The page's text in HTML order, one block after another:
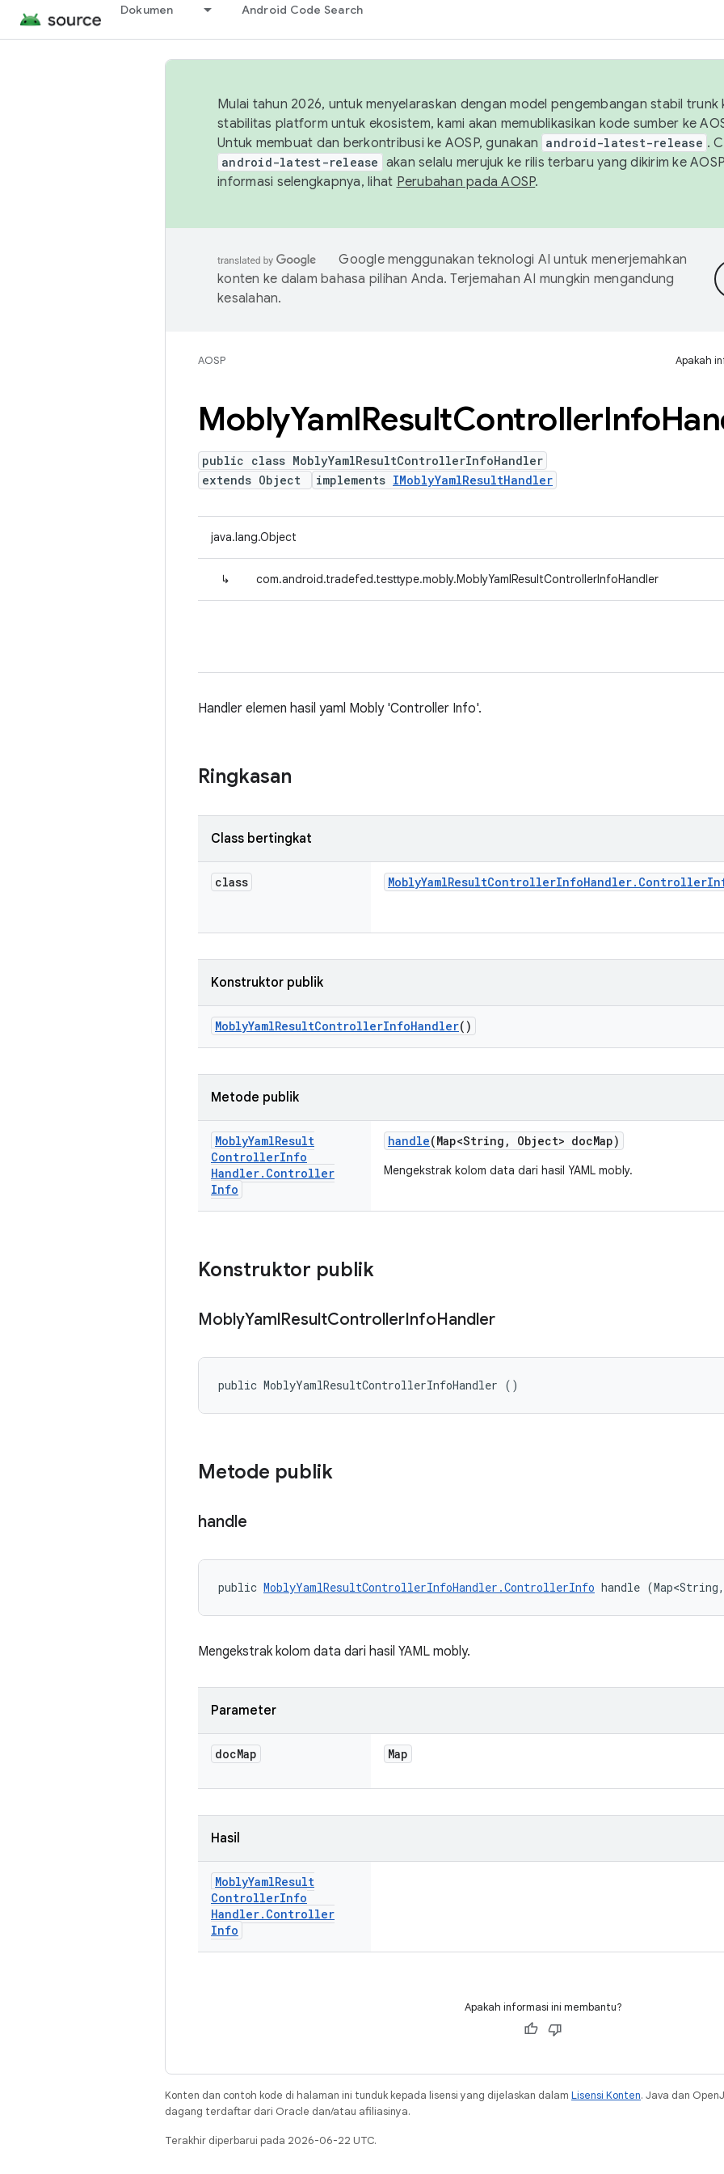
Dokumen Android Code Search
Mulai tahun 2026, untuk menyelaraskan dengan model pengembangan stabil trunk
stabilitas platform untuk ekosistem, kami akan memublikasikan kode sumber ke
Untuk membuat dan berkontribusi ke AOSP, gunakan android-latest-release .
android-latest-release akan selalu merujuk ke rilis terbaru yang dikirim ke
informasi selengkapnya, lihat Perubahan pada AOSP.
Google menggunakan teknologi AI untuk menerjemahkan
konten ke dalam bahasa pilihan Anda. Terjemahan AI mungkin mengandung
kesalahan.
AOSP Apakah
MoblyYamlResultControllerInfo
public class MoblyYamlResultControllerInfoHandler
extends Object
implements IMoblyYamlResultHandler
java.lang.Object
↳ com.android.tradefed.testtype.mobly.MoblyYamlResultControllerInfoHandler
Handler elemen hasil yaml Mobly 'Controller Info'.
Ringkasan
Class bertingkat
class MoblyYamlResultControllerInfoHandler. Controller
Konstruktor publik
MoblyYamlResultControllerInfoHandler()
Metode publik
MoblyYamlResult
ControllerInfo
Handler. Controller
Info
handle(Map<String , Object> docMap)
Mengekstrak kolom data dari hasil YAML mobly.
Konstruktor publik
MoblyYamlResultControllerInfoHandler
public MoblyYamlResultControllerInfoHandler ()
Metode publik
handle
public MoblyYamlResultControllerInfoHandler.ControllerInfo handle
Mengekstrak kolom data dari hasil YAML mobly.
Parameter
docMap Map
Hasil
MoblyYamlResult
ControllerInfo
Handler. Controller
Info
Apakah informasi ini membantu?
Konten dan contoh kode di halaman ini tunduk kepada lisensi yang dijelaskan dalam Lisensi Konten. Java dan
dagang terdaftar dari Oracle dan/atau afiliasinya.
Terakhir diperbarui pada 2026-06-22 UTC.